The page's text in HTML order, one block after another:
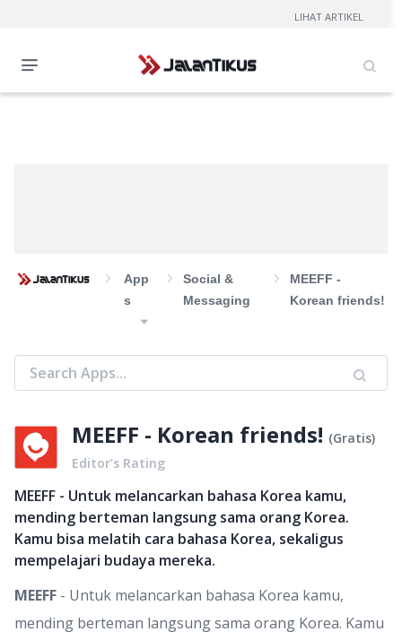
App
S
Social &
Messaging
MEEFF -
Korean friends!
MEEFF - Korean friends! (Gratis)
Editor’s Rating
MEEFF - Untuk melancarkan bahasa Korea kamu,
mending berteman langsung sama orang Korea.
Kamu bisa melatih cara bahasa Korea, sekaligus
mempelajari budaya mereka.
MEEFF - Untuk melancarkan bahasa Korea kamu,
mending berteman langsung sama orang Korea. Kamu
LIHAT ARTIKEL